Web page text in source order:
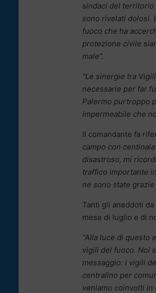
sindaci del territorio
sono rivelati dolosi.
fuoco che ha
protezione civile
male”.
“Le sinergie tra
necessarie per far
Palermo purtroppo
impermeabile che
Il comandante fa
campo con
disastroso, mi
traffico importante
ne sono state
Tanti gli aneddoti
mese di luglio e di
“Alla luce di questo
vigili del fuoco. Noi
messaggio: i vigili
centralino per
veniamo coinvolti